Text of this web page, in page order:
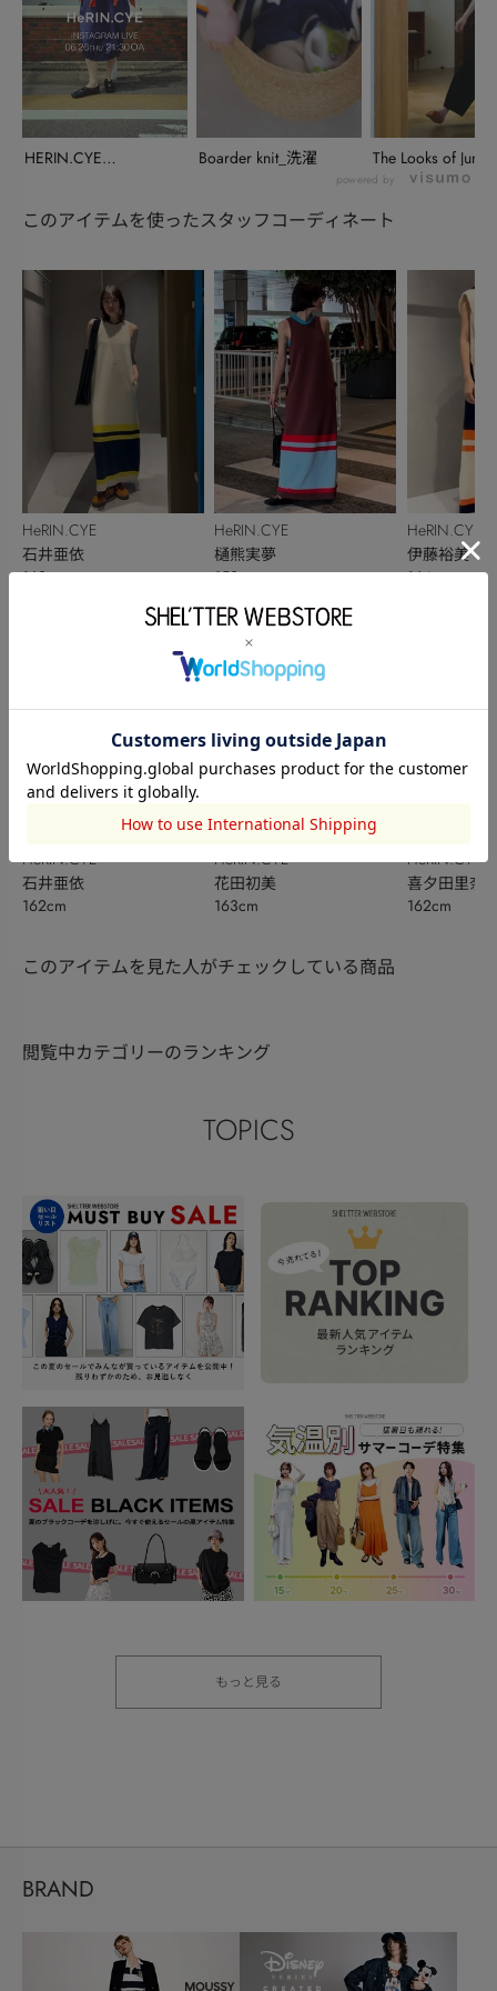
HERIN.CYE
Boarder knit_洗濯 The Looks of June
powered by
このアイテムを使ったスタッフコーディネート
HeRIN.CYE
石井亜依
162cm
HeRIN.CYE
石井亜依
162cm
HeRIN.CYE
樋熊実夢
153cm
HeRIN.CYE
花田初美
163cm
HeRIN.CYE
伊藤裕美
164cm
HeRIN.CYE
喜夕田里奈
ベ秋】
162cm
このアイテムを見た人がチェックしている商品
閲覧中カテゴリーのランキング
TOPICS
もっと見る
BRAND